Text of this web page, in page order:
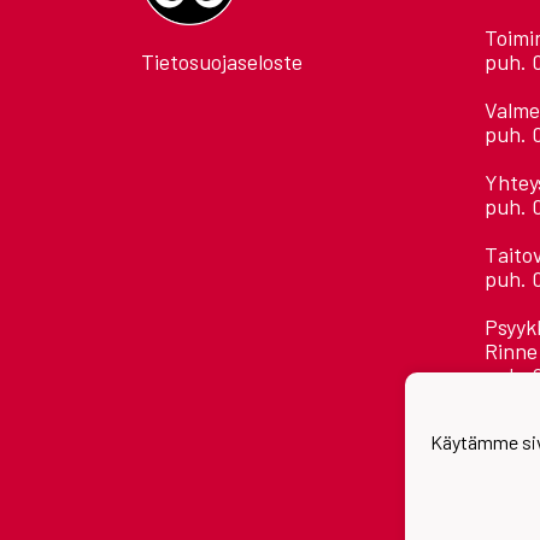
Tietosuojaseloste
puh.
puh.
puh.
puh.
Rinne
puh.
Käytämme